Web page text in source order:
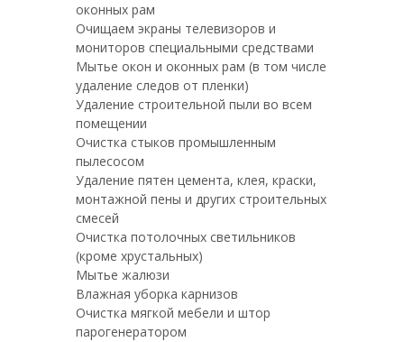
оконных рам
Очищаем экраны телевизоров и
мониторов специальными средствами
Мытье окон и оконных рам (в том числе
удаление следов от пленки)
Удаление строительной пыли во всем
помещении
Очистка стыков промышленным
пылесосом
Удаление пятен цемента, клея, краски,
монтажной пены и других строительных
смесей
Очистка потолочных светильников
(кроме хрустальных)
Мытье жалюзи
Влажная уборка карнизов
Очистка мягкой мебели и штор
парогенератором